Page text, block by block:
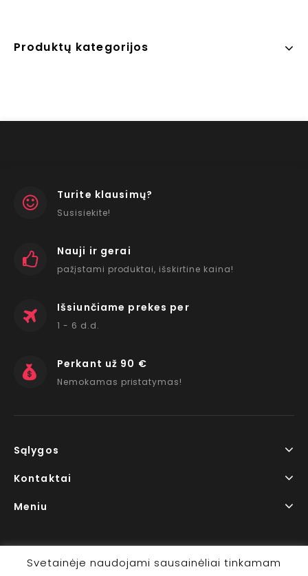
Produktų kategorijos
Turite klausimų?
Susisiekite!
Nauji ir gerai
pažįstami produktai, išskirtine kaina!
Išsiunčiame prekes per
1 - 6 d.d.
Perkant už 90 €
Nemokamas pristatymas!
Sąlygos
Kontaktai
Meniu
Svetainėje naudojami sausainėliai tinkamam